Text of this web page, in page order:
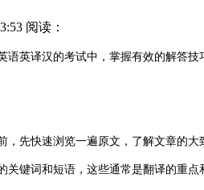
阅读：
语英译汉的考试中，掌握有效的解答
先快速浏览一遍原文，了解文章的大
键词和短语，这些通常是翻译的重点